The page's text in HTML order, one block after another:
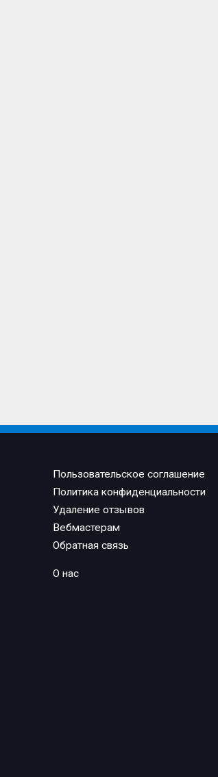
Пользовательское соглашение
Политика конфиденциальности
Удаление отзывов
Вебмастерам
Обратная связь
О нас